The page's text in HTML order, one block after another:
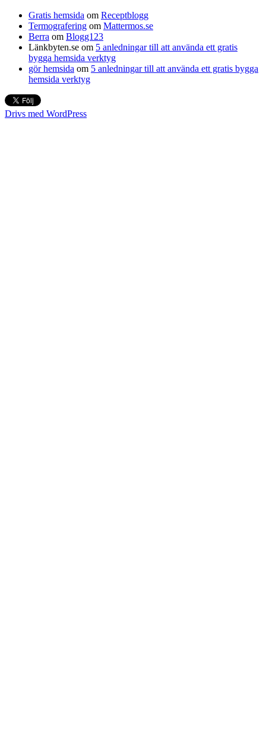
Gratis hemsida om Receptblogg
Termografering om Mattermos.se
Berra om Blogg123
Länkbyten.se om 5 anledningar till att använda ett gratis
bygga hemsida verktyg
gör hemsida om 5 anledningar till att använda ett gratis bygga
hemsida verktyg
Drivs med WordPress